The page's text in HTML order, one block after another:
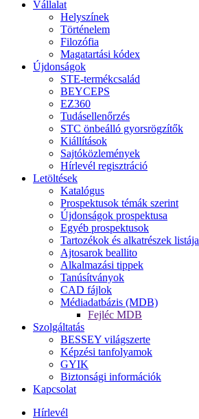
Vállalat
Helyszínek
Történelem
Filozófia
Magatartási kódex
Újdonságok
STE-termékcsalád
BEYCEPS
EZ360
Tudásellenőrzés
STC önbeálló gyorsrögzítők
Kiállítások
Sajtóközlemények
Hírlevél regisztráció
Letöltések
Katalógus
Prospektusok témák szerint
Újdonságok prospektusa
Egyéb prospektusok
Tartozékok és alkatrészek listája
Ajtosarok beallito
Alkalmazási tippek
Tanúsítványok
CAD fájlok
Médiadatbázis (MDB)
Fejléc MDB
Szolgáltatás
BESSEY világszerte
Képzési tanfolyamok
GYIK
Biztonsági információk
Kapcsolat
Hírlevél